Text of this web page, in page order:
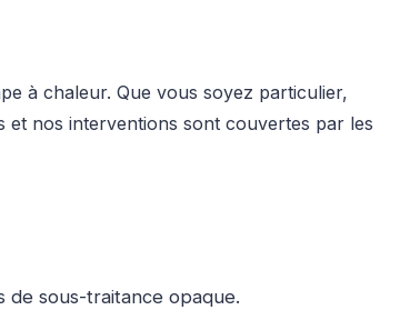
à chaleur. Que vous soyez particulier,
nos interventions sont couvertes par les
sous-traitance opaque.